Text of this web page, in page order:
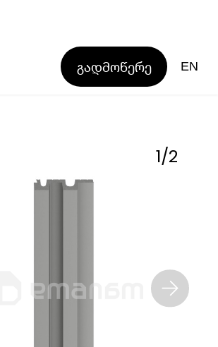
გადმოწერე EN
1/2